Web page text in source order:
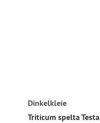
Dinkelkleie
Triticum spelta Testa